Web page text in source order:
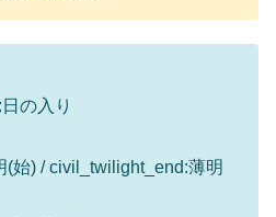
の入り
始) / civil_twilight_end:薄明